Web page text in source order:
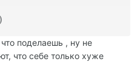
поделаешь , ну не
что себе только хуже